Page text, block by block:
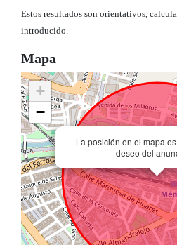
Estos resultados son orientativos,
introducido.
Mapa
La posición en el mapa
deseo del
+
−